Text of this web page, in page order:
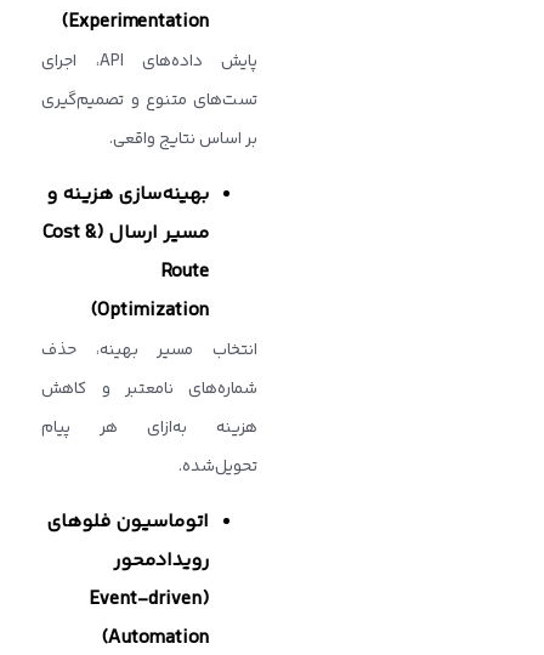
Experimentation)
پایش داده‌های API، اجرای
تست‌های متنوع و تصمیم‌گیری
بر اساس نتایج واقعی.
بهینه‌سازی هزینه و
مسیر ارسال (Cost &
Route
Optimization)
انتخاب مسیر بهینه، حذف
شماره‌های نامعتبر و کاهش
هزینه به‌ازای هر پیام
تحویل‌شده.
اتوماسیون فلوهای
رویدادمحور
(Event-driven
Automation)